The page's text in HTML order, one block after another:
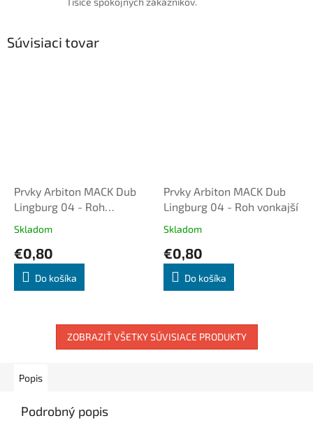
Súvisiaci tovar
Prvky Arbiton MACK Dub
Lingburg 04 - Roh
Skladom
€0,80
Do košíka
Prvky Arbiton MACK Dub
Lingburg 04 - Roh vonkajší
Skladom
€0,80
Do košíka
ZOBRAZIŤ VŠETKY SÚVISIACE PRODUKTY
Popis
Podrobný popis